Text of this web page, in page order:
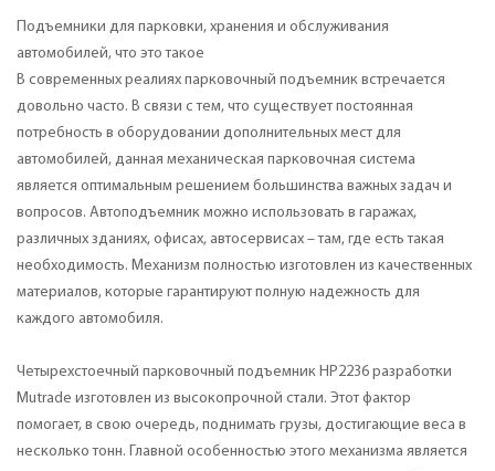
Подъемники для парковки, хранения и обслуживания
автомобилей, что это такое
В современных реалиях парковочный подъемник встречается
довольно часто. В связи с тем, что существует постоянная
потребность в оборудовании дополнительных мест для
автомобилей, данная механическая парковочная система
является оптимальным решением большинства важных задач и
вопросов. Автоподъемник можно использовать в гаражах,
различных зданиях, офисах, автосервисах – там, где есть такая
необходимость. Механизм полностью изготовлен из качественных
материалов, которые гарантируют полную надежность для
каждого автомобиля.
Четырехстоечный парковочный подъемник HP2236 разработки
Mutrade изготовлен из высокопрочной стали. Этот фактор
помогает, в свою очередь, поднимать грузы, достигающие веса в
несколько тонн. Главной особенностью этого механизма является